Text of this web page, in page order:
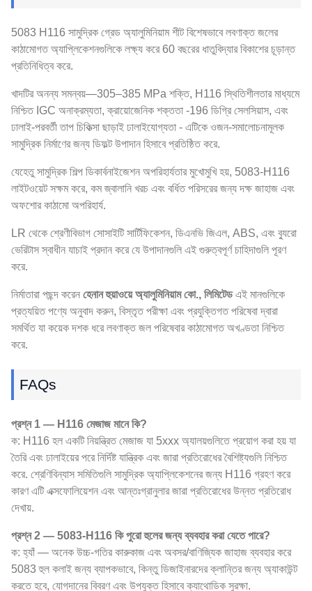
5083 H116 সামুদ্রিক গ্রেড অ্যালুমিনিয়াম শীট বিশেষভাবে লবণাক্ত জলের
কাঠামোগত অ্যাপ্লিকেশনগুলিকে লক্ষ্য করে 60 বছরের ধাতুবিদ্যার বিকাশের চূড়ান্ত
প্রতিনিধিত্ব করে.
খাদটির অনন্য সমন্বয়—305–385 MPa শক্তি, H116 স্থিতিশীলতার মাধ্যমে
নিশ্চিত IGC অনাক্রম্যতা, ক্রায়োজেনিক শক্ততা -196 ডিগ্রি সেলসিয়াস, এবং
ঢালাই-পরবর্তী তাপ চিকিত্সা ছাড়াই ঢালাইযোগ্যতা - এটিকে ওজন-সমালোচনামূলক
সামুদ্রিক নির্মাণের জন্য ডিফল্ট উপাদান হিসাবে প্রতিষ্ঠিত করে.
যেহেতু সামুদ্রিক শিল্প ডিকার্বনাইজেশন অপরিহার্যতার মুখোমুখি হয়, 5083-H116
লাইটওয়েট সক্ষম করে, কম জ্বালানি খরচ এবং বর্ধিত পরিসরের জন্য দক্ষ জাহাজ এবং
অফশোর কাঠামো অপরিহার্য.
LR থেকে শ্রেণীবিভাগ সোসাইটি সার্টিফিকেশন, ডিএনভি জিএল, ABS, এবং ব্যুরো
ভেরিটাস স্বাধীন যাচাই প্রদান করে যে উপাদানগুলি এই গুরুত্বপূর্ণ চাহিদাগুলি পূরণ
করে.
নির্মাতারা পছন্দ করেন হেনান হুয়াওয়ে অ্যালুমিনিয়াম কো., লিমিটেডএই মানগুলিকে
প্রত্যয়িত পণ্যে অনুবাদ করুন, বিস্তৃত পরীক্ষা এবং প্রযুক্তিগত পরিষেবা দ্বারা
সমর্থিত যা কয়েক দশক ধরে লবণাক্ত জল পরিষেবার কাঠামোগত অখণ্ডতা নিশ্চিত
করে.
FAQs
প্রশ্ন 1 — H116 মেজাজ মানে কি?
ক: H116 হল একটি নিয়ন্ত্রিত মেজাজ যা 5xxx অ্যালয়গুলিতে প্রয়োগ করা হয় যা
তৈরি এবং ঢালাইয়ের পরে নির্দিষ্ট যান্ত্রিক এবং জারা প্রতিরোধের বৈশিষ্ট্যগুলি নিশ্চিত
করে. শ্রেণিবিন্যাস সমিতিগুলি সামুদ্রিক অ্যাপ্লিকেশনের জন্য H116 গ্রহণ করে
কারণ এটি এক্সফোলিয়েশন এবং আন্তঃগ্রানুলার জারা প্রতিরোধের উন্নত প্রতিরোধ
দেখায়.
প্রশ্ন 2 — 5083-H116 কি পুরো হুলের জন্য ব্যবহার করা যেতে পারে?
ক: হ্যাঁ — অনেক উচ্চ-গতির কারুকাজ এবং অবসর/বাণিজ্যিক জাহাজ ব্যবহার করে
5083 হুল কলাই জন্য ব্যাপকভাবে, কিন্তু ডিজাইনারদের ক্লান্তির জন্য অ্যাকাউন্ট
করতে হবে, যোগদানের বিবরণ এবং উপযুক্ত হিসাবে ক্যাথোডিক সুরক্ষা.